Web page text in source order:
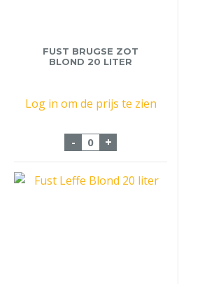
FUST BRUGSE ZOT
BLOND 20 LITER
Log in om de prijs te zien
- Fust Brugse Zot
+